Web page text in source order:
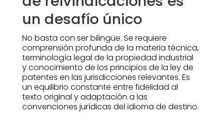
un desafío único
No basta con ser bilingüe. Se requiere
comprensión profunda de la materia técnica,
terminología legal de la propiedad industrial
y conocimiento de los principios de la ley de
patentes en las jurisdicciones relevantes. Es
un equilibrio constante entre fidelidad al
texto original y adaptación a las
convenciones jurídicas del idioma de destino.